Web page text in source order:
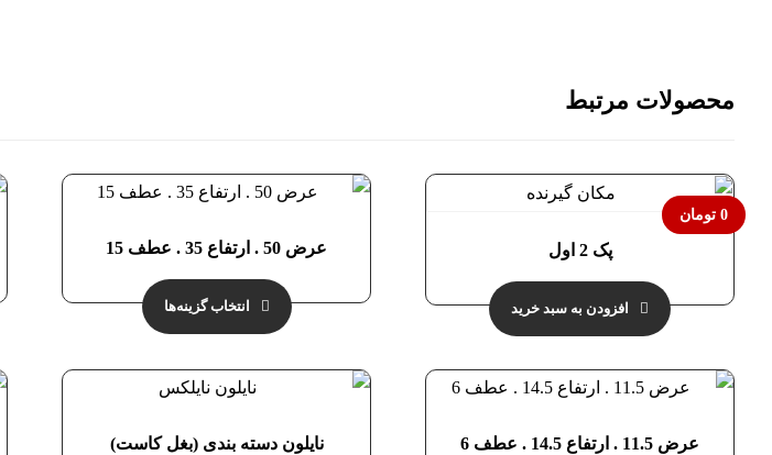
محصولات مرتبط
پک 2 اول
0 تومان
افزودن به سبد خرید
عرض 50 . ارتفاع 35 . عطف 15
انتخاب گزینه‌ها
عرض 11.5 . ارتفاع 14.5 . عطف 6 نایلون دسته بندی (بغل کاست)